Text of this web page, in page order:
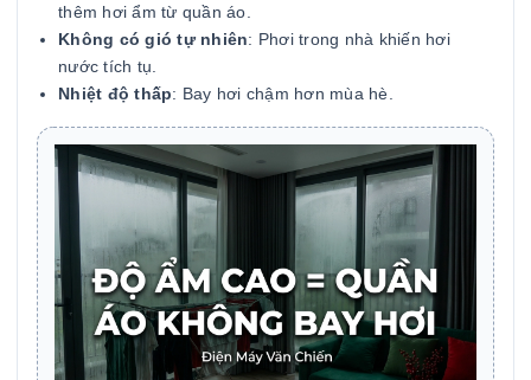
thêm hơi ẩm từ quần áo.
Không có gió tự nhiên: Phơi trong nhà khiến hơi
nước tích tụ.
Nhiệt độ thấp: Bay hơi chậm hơn mùa hè.